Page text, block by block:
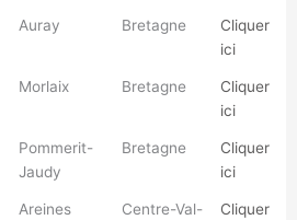
Auray Bretagne
Cliquer
ici
Morlaix Bretagne
Cliquer
ici
Pommerit-
Jaudy
Bretagne
Cliquer
ici
Areines
Centre-Val-
Cliquer